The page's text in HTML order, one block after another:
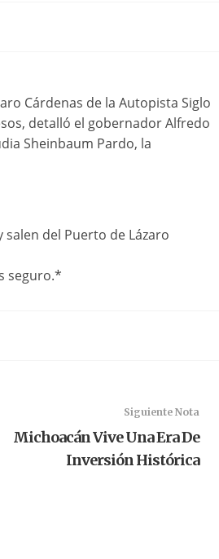
Cárdenas de la Autopista Siglo
detalló el gobernador Alfredo
Sheinbaum Pardo, la
del Puerto de Lázaro
seguro.*
Siguiente Nota
Michoacán Vive Una Era De
Inversión Histórica